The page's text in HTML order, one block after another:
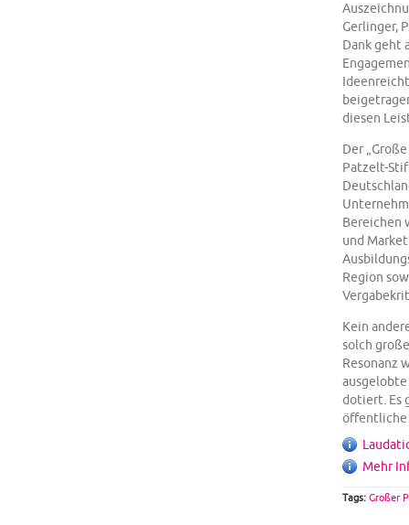
Gerlinger,
Dank geht
diesen
Der
Patzelt-
Bereichen
und
Region
Kein
solch
Resonanz
dotiert. Es
öffentliche
Mehr
Tags: Großer